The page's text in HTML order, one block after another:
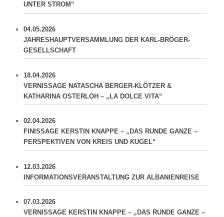
UNTER STROM“
04.05.2026
JAHRESHAUPTVERSAMMLUNG DER KARL-BRÖGER-
GESELLSCHAFT
18.04.2026
VERNISSAGE NATASCHA BERGER-KLÖTZER &
KATHARINA OSTERLOH – „LA DOLCE VITA“
02.04.2026
FINISSAGE KERSTIN KNAPPE – „DAS RUNDE GANZE –
PERSPEKTIVEN VON KREIS UND KUGEL“
12.03.2026
INFORMATIONSVERANSTALTUNG ZUR ALBANIENREISE
07.03.2026
VERNISSAGE KERSTIN KNAPPE – „DAS RUNDE GANZE –